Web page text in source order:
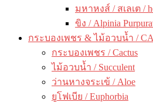
มหาหงส์ / สเลเต /
ขิง / Alpinia
กระบองเพชร & ไม้อวบน้ำ /
กระบองเพชร / Cactus
ไม้อวบน้ำ / Succulent
ว่านหางจระเข้ / Aloe
ยูโฟเบีย / Euphorbia